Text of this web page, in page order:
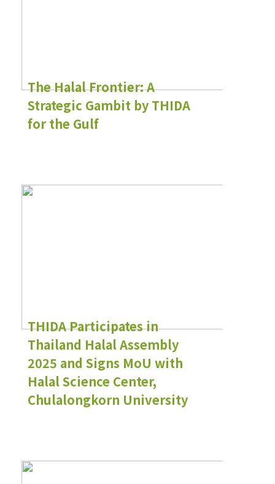
The Halal Frontier: A
Strategic Gambit by THIDA
for the Gulf
THIDA Participates in
Thailand Halal Assembly
2025 and Signs MoU with
Halal Science Center,
Chulalongkorn University